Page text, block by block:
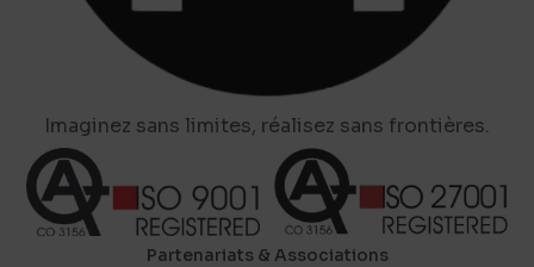
Imaginez sans limites, réalisez sans frontières.
Partenariats & Associations